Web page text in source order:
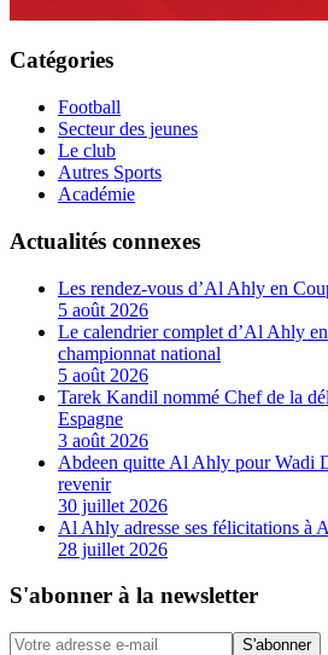
Catégories
Football
Secteur des jeunes
Le club
Autres Sports
Académie
Actualités connexes
Les rendez-vous d’Al Ahly en
5 août 2026
Le calendrier complet d’Al Ahly
championnat national
5 août 2026
Tarek Kandil nommé Chef de la
Espagne
3 août 2026
Abdeen quitte Al Ahly pour Wadi
revenir
30 juillet 2026
Al Ahly adresse ses félicitations à
28 juillet 2026
S'abonner à la newsletter
S'abonner